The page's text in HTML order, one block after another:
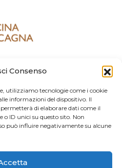
Consenso
utilizziamo tecnologie come i cookie
informazioni del dispositivo. Il
di elaborare dati come il
ID unici su questo sito. Non
può influire negativamente su alcune
- tel. 02.83421007
-REA MI-2522352 -RUNTS25837